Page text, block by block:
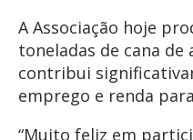
A Associação hoje
toneladas de cana de
contribui
emprego e renda
“Muito feliz em